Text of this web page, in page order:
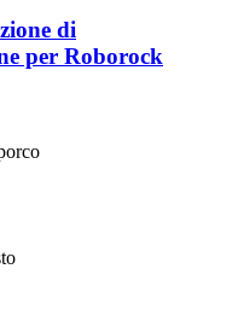
di
per Roborock